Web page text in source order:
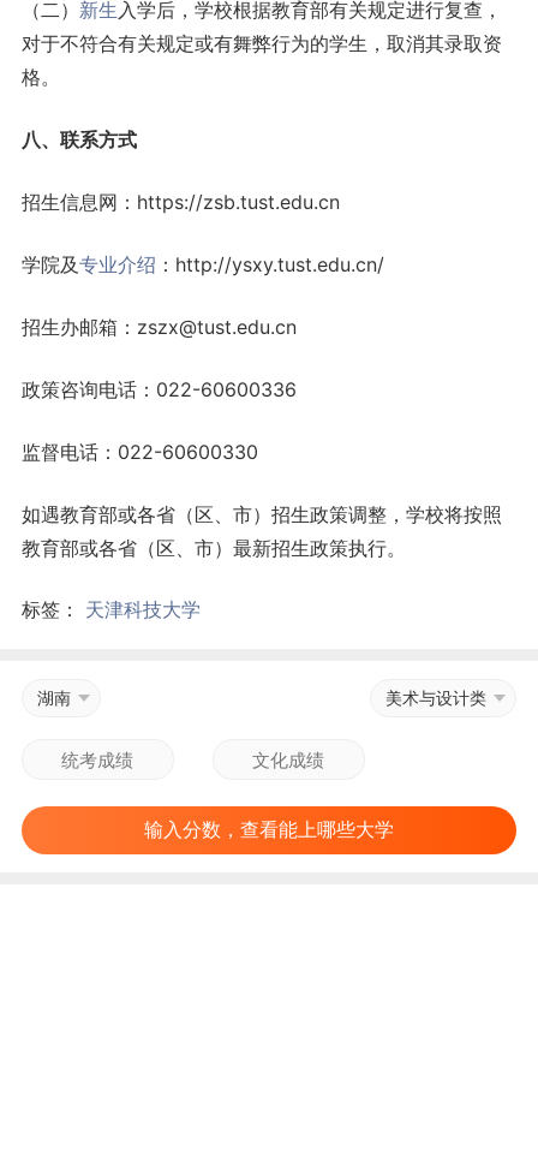
（二） 新生入学后，学校根据教育部有关规定进行复查，
对于不符合有关规定或有舞弊行为的学生，取消其录取资
格。
八、联系方式
招生信息网：https://zsb.tust.edu.cn
学院及专业介绍 ：http://ysxy.tust.edu.cn/
招生办邮箱：zszx@tust.edu.cn
政策咨询电话：022-60600336
监督电话：022-60600330
如遇教育部或各省（区、市）招生政策调整，学校将按照
教育部或各省（区、市）最新招生政策执行。
标签： 天津科技大学
湖南 美术与设计类
输入分数，查看能上哪些大学